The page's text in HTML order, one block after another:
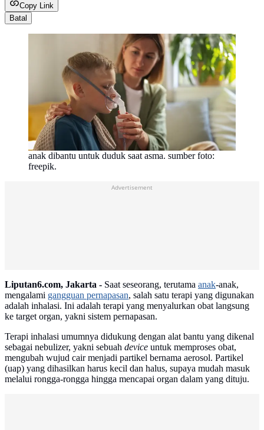
Copy Link
Batal
anak dibantu untuk duduk saat asma. sumber foto:
freepik.
Advertisement
Liputan6.com, Jakarta - Saat seseorang, terutama anak-anak,
mengalami gangguan pernapasan, salah satu terapi yang digunakan
adalah inhalasi. Ini adalah terapi yang menyalurkan obat langsung
ke target organ, yakni sistem pernapasan.
Terapi inhalasi umumnya didukung dengan alat bantu yang dikenal
sebagai nebulizer, yakni sebuah device untuk memproses obat,
mengubah wujud cair menjadi partikel bernama aerosol. Partikel
(uap) yang dihasilkan harus kecil dan halus, supaya mudah masuk
melalui rongga-rongga hingga mencapai organ dalam yang dituju.